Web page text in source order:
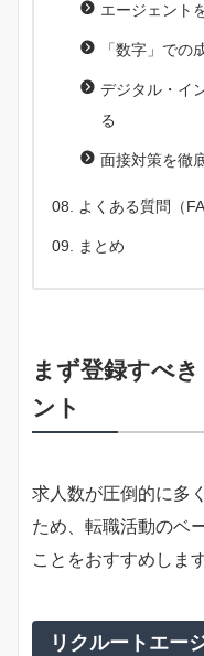
エージェント
「数字」での
デジタル・イ
る
面接対策を徹
よくある質問（
まとめ
まず登録すべ
ント
求人数が圧倒的に多
ため、転職活動のベ
ことをおすすめします
リクルートエー